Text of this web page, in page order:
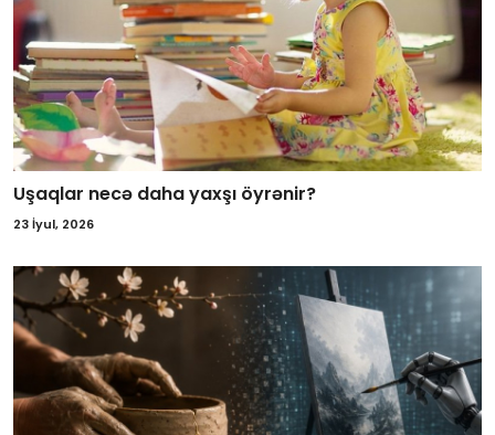
Uşaqlar necə daha yaxşı öyrənir?
23 İyul, 2026